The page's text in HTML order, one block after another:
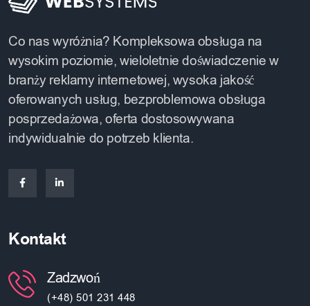
Co nas wyróżnia? Kompleksowa obsługa na
wysokim poziomie, wieloletnie doświadczenie w
branży reklamy internetowej, wysoka jakość
oferowanych usług, bezproblemowa obsługa
posprzedażowa, oferta dostosowywana
indywidualnie do potrzeb klienta.
Kontakt
Zadzwoń
(+48) 501 231 448